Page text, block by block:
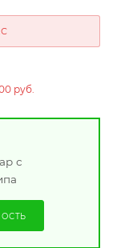
руб.
с